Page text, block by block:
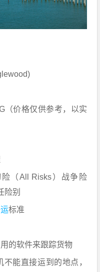
（价格仅供参考，以实
（All Risks）战争险
险别
标准
的软件来跟踪货物
能直接运到的地点，